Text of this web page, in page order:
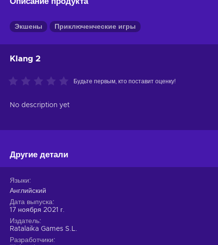
Экшены Приключенческие игры
Klang 2
Будьте первым, кто поставит оценку!
No description yet
Другие детали
Языки
Английский
Дата выпуска
17 ноября 2021 г.
Издатель
Ratalaika Games S.L.
Разработчики